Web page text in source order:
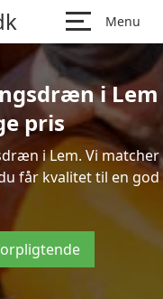
Menu
i Lem
pris
i Lem. Vi matcher
får kvalitet til en god